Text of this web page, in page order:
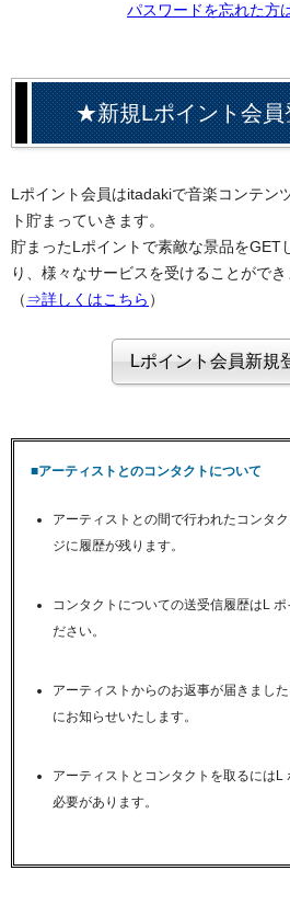
パスワードを忘れた方
★新規Lポイント会員
Lポイント会員はitadakiで音楽コンテン
ト貯まっていきます。
貯まったLポイントで素敵な景品をGET
り、様々なサービスを受けることができ
（ ⇒詳しくはこちら ）
■アーティストとのコンタクトについて
アーティストとの間で行われたコンタ
ジに履歴が残ります。
コンタクトについての送受信履歴はL
ださい。
アーティストからのお返事が届きまし
にお知らせいたします。
アーティストとコンタクトを取るにはL
必要があります。